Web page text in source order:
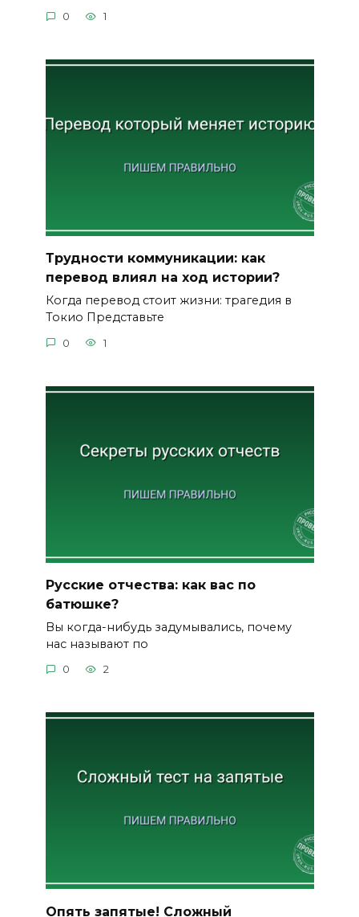
0 1
Трудности коммуникации: как
перевод влиял на ход истории?
Когда перевод стоит жизни: трагедия в
Токио Представьте
0 1
Русские отчества: как вас по
батюшке?
Вы когда-нибудь задумывались, почему
нас называют по
0 2
Опять запятые! Сложный